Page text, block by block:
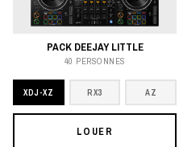
PACK DEEJAY LITTLE
40 PERSONNES
XDJ-XZ RX3 AZ
LOUER